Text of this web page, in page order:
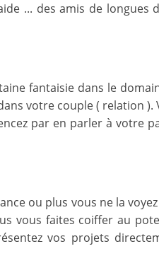
... des amis de longues
fantaisie dans le
votre couple ( relation
par en parler à votre
ou plus vous ne la
vous faites coiffer au
vos projets